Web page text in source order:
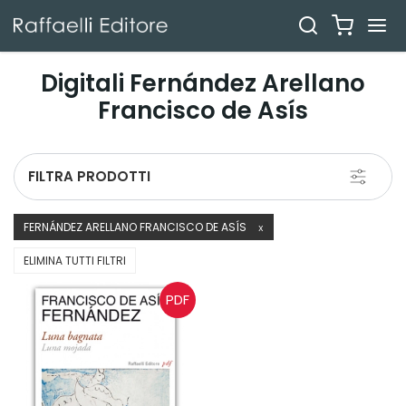
Digitali Fernández Arellano
Francisco de Asís
Toggle
FILTRA PRODOTTI
FERNÁNDEZ ARELLANO FRANCISCO DE ASÍS X
ELIMINA TUTTI FILTRI
PDF